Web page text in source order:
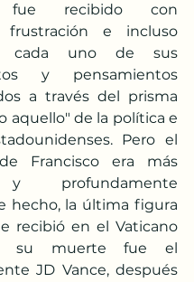
fue recibido con
frustración e incluso
cada uno de sus
y pensamientos
a través del prisma
aquello" de la política e
Pero el
Francisco era más
profundamente
hecho, la última figura
recibió en el Vaticano
su muerte fue el
JD Vance, después